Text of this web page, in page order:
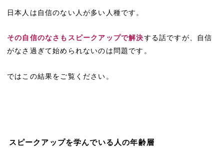
日本人は自信のない人が多い人種です。
その自信のなさもスピークアップで解決する話ですが、自信
がなさ過ぎて始められないのは問題です。
ではこの結果をご覧ください。
スピークアップを学んでいる人の年齢層